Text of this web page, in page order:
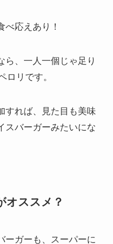
べ応えあり！
ら、一人一個じゃ足り
ロリです。
すれば、見た目も美味
スバーガーみたいにな
オススメ？
ーガーも、スーパーに